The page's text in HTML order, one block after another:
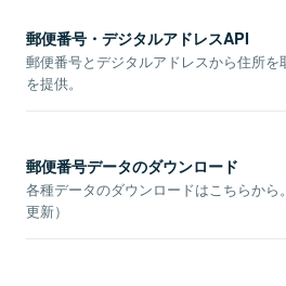
郵便番号・デジタルアドレスAPI
郵便番号とデジタルアドレスから住所を
を提供。
郵便番号データのダウンロード
各種データのダウンロードはこちらから
更新）